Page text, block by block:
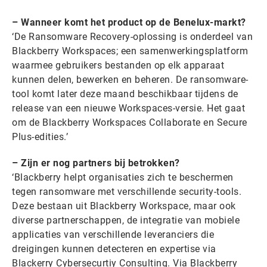
– Wanneer komt het product op de Benelux-markt?
‘De Ransomware Recovery-oplossing is onderdeel van
Blackberry Workspaces; een samenwerkingsplatform
waarmee gebruikers bestanden op elk apparaat
kunnen delen, bewerken en beheren. De ransomware-
tool komt later deze maand beschikbaar tijdens de
release van een nieuwe Workspaces-versie. Het gaat
om de Blackberry Workspaces Collaborate en Secure
Plus-edities.’
– Zijn er nog partners bij betrokken?
‘Blackberry helpt organisaties zich te beschermen
tegen ransomware met verschillende security-tools.
Deze bestaan uit Blackberry Workspace, maar ook
diverse partnerschappen, de integratie van mobiele
applicaties van verschillende leveranciers die
dreigingen kunnen detecteren en expertise via
Blackerry Cybersecurtiy Consulting. Via Blackberry